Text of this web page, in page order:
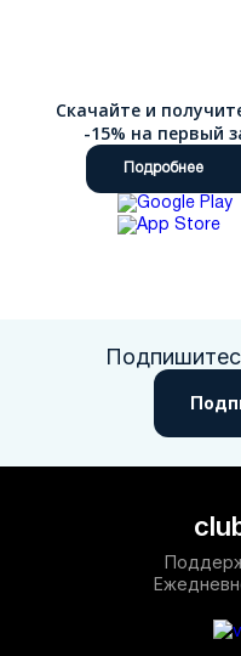
Скачайте и
-15% на первый
Подробнее